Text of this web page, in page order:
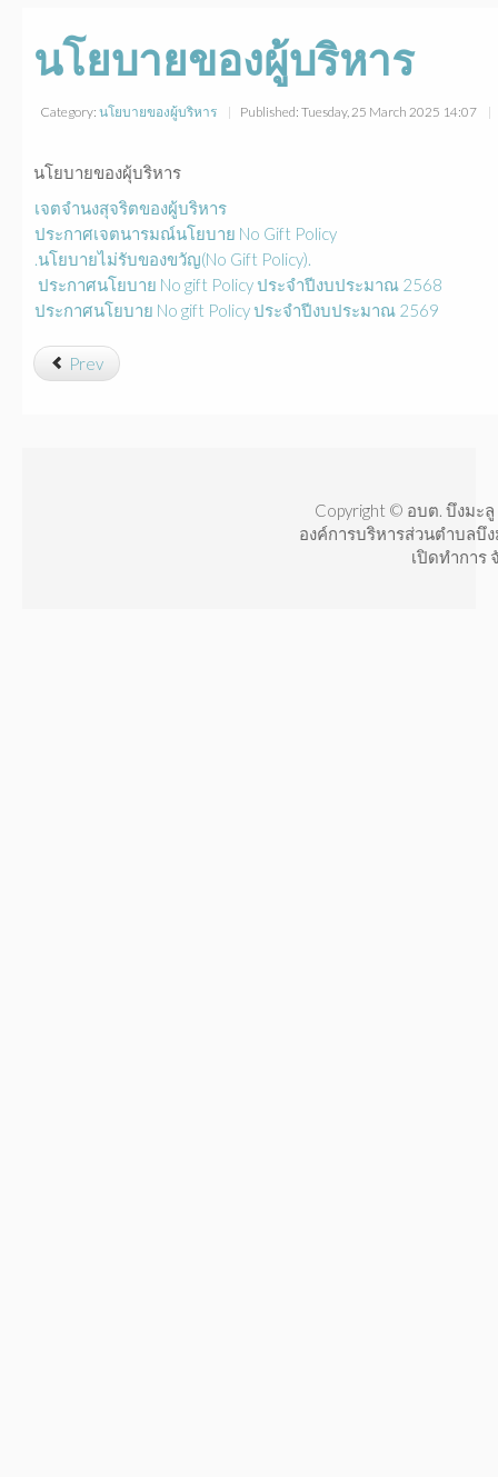
นโยบายของผู้บริหาร
Category: นโยบายของผู้บริหาร Published: Tuesday, 25 March 2025 14:07
นโยบายของผุ้บริหาร
เจตจำนงสุจริตของผู้บริหาร
ประกาศเจตนารมณ์นโยบาย No Gift Policy
.นโยบายไม่รับของขวัญ(No Gift Policy).
ประกาศนโยบาย No gift Policy ประจำปีงบประมาณ 2568
ประกาศนโยบาย No gift Policy ประจำปีงบประมาณ 2569
Prev
Copyright © อบต. บึงมะ
องค์การบริหารส่วนตำบลบึ